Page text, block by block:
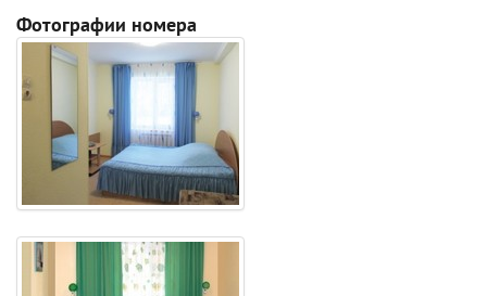
Фотографии номера